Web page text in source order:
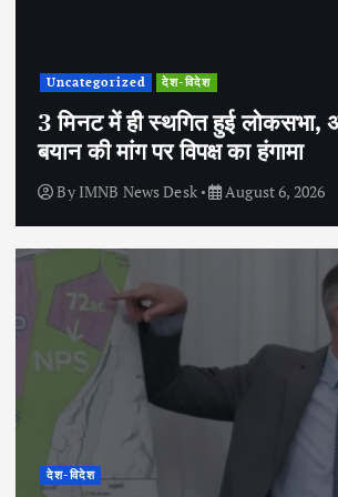
Uncategorized देश-विदेश
3 मिनट में ही स्थगित हुई लोकसभा,
बयान की मांग पर विपक्ष का हंगामा
By IMNB News Desk August 6, 2026
देश-विदेश